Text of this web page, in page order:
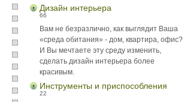
Дизайн интерьера
66
Вам не безразлично, как выглядит Ваша
«среда обитания» - дом, квартира, офис?
И Вы мечтаете эту среду изменить,
сделать дизайн интерьера более
красивым.
Инструменты и приспособления
22